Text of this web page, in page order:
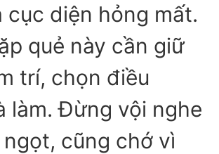
cục diện hỏng mất.
quẻ này cần giữ
trí, chọn điều
làm. Đừng vội nghe
cũng chớ vì